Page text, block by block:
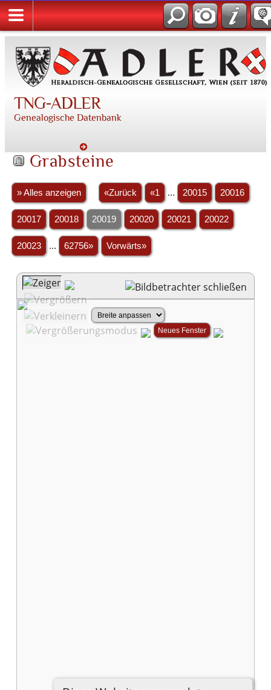
TNG-ADLER
Genealogische Datenbank
Grabsteine
» Alles anzeigen «Zurück «1 ... 20015 20016
20017 20018 20019 20020 20021 20022
20023 ... 62756» Vorwärts»